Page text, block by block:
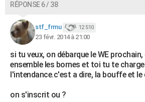
RÉPONSE 6 / 38
stf_frmu 12 510
23 févr. 2014 à 21:00
si tu veux, on débarque le WE
ensemble les bornes et toi tu te
l'intendance.c'est a dire, la bouffe et le
on s'inscrit ou ?